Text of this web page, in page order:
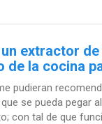
extractor
de la cocina
pudieran
se pueda pegar
con tal de que